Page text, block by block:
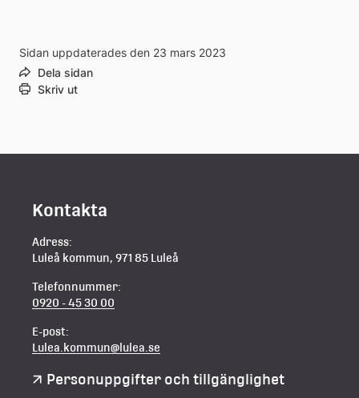
Sidan uppdaterades den 23 mars 2023
Dela sidan
Skriv ut
Kontakta
Adress:
Luleå kommun, 971 85 Luleå
Telefonnummer:
0920 - 45 30 00
E-post:
Lulea.kommun@lulea.se
Personuppgifter och tillgänglighet